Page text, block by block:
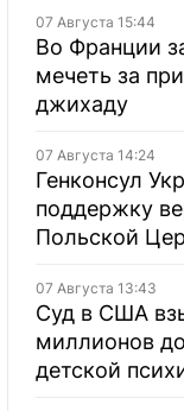
07 Августа 15:44
Во Франции
мечеть за
джихаду
07 Августа 14:24
Генконсул
поддержку
Польской
07 Августа 13:43
Суд в США
миллионов
детской